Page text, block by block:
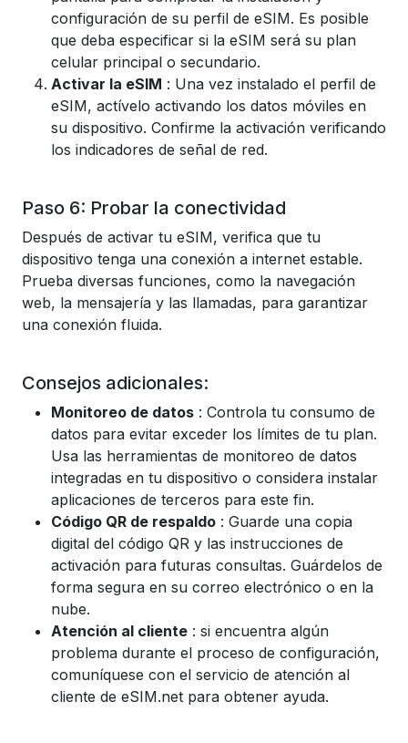
configuración de su perfil de eSIM. Es posible
que deba especificar si la eSIM será su plan
celular principal o secundario.
Activar la eSIM : Una vez instalado el perfil de
eSIM, actívelo activando los datos móviles en
su dispositivo. Confirme la activación verificando
los indicadores de señal de red.
Paso 6: Probar la conectividad
Después de activar tu eSIM, verifica que tu
dispositivo tenga una conexión a internet estable.
Prueba diversas funciones, como la navegación
web, la mensajería y las llamadas, para garantizar
una conexión fluida.
Consejos adicionales:
Monitoreo de datos : Controla tu consumo de
datos para evitar exceder los límites de tu plan.
Usa las herramientas de monitoreo de datos
integradas en tu dispositivo o considera instalar
aplicaciones de terceros para este fin.
Código QR de respaldo : Guarde una copia
digital del código QR y las instrucciones de
activación para futuras consultas. Guárdelos de
forma segura en su correo electrónico o en la
nube.
Atención al cliente : si encuentra algún
problema durante el proceso de configuración,
comuníquese con el servicio de atención al
cliente de eSIM.net para obtener ayuda.